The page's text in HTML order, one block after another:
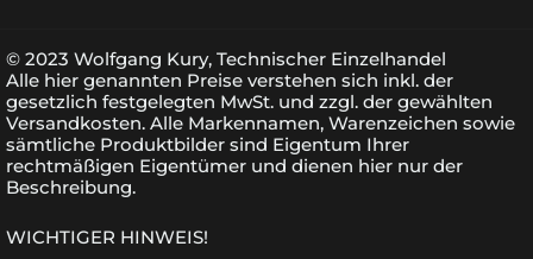
© 2023 Wolfgang Kury, Technischer Einzelhandel
Alle hier genannten Preise verstehen sich inkl. der
gesetzlich festgelegten MwSt. und zzgl. der gewählten
Versandkosten. Alle Markennamen, Warenzeichen sowie
sämtliche Produktbilder sind Eigentum Ihrer
rechtmäßigen Eigentümer und dienen hier nur der
Beschreibung.
WICHTIGER HINWEIS!